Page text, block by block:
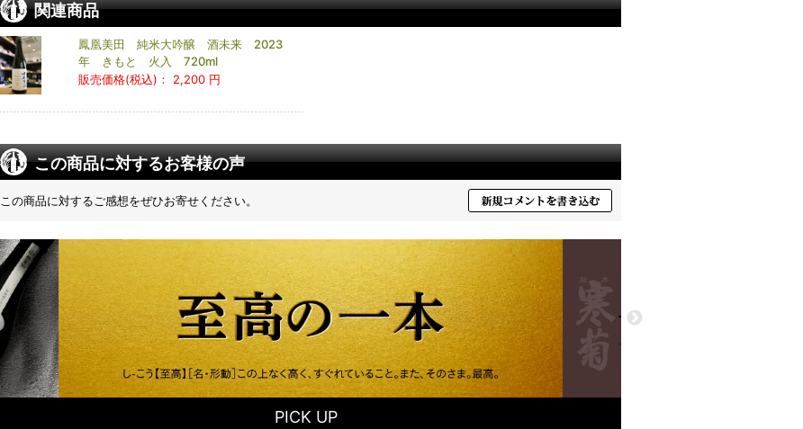
関連商品
鳳凰美田 純米大吟醸 酒未来 2023
年 きもと 火入 720ml
販売価格(税込)：
2,200 円
この商品に対するお客様の声
この商品に対するご感想をぜひお寄せください。
PICK UP